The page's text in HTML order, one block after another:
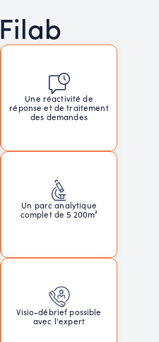
Filab
Une réactivité de
réponse et de traitement
des demandes
Un parc analytique
complet de 5 200m²
Visio-débrief possible
avec l'expert